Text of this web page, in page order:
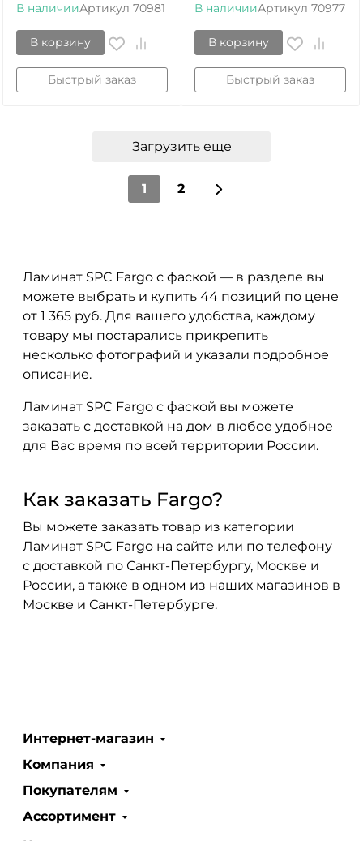
В наличииАртикул 70981
В корзину
Быстрый заказ
В наличииАртикул 70977
В корзину
Быстрый заказ
Загрузить еще
1 2
Ламинат SPC Fargo с фаской — в разделе вы
можете выбрать и купить 44 позиций по цене
от 1 365 руб. Для вашего удобства, каждому
товару мы постарались прикрепить
несколько фотографий и указали подробное
описание.
Ламинат SPC Fargo с фаской вы можете
заказать с доставкой на дом в любое удобное
для Вас время по всей территории России.
Как заказать Fargo?
Вы можете заказать товар из категории
Ламинат SPC Fargo на сайте или по телефону
с доставкой по Санкт-Петербургу, Москве и
России, а также в одном из наших магазинов в
Москве и Санкт-Петербурге.
Интернет-магазин
Компания
Покупателям
Ассортимент